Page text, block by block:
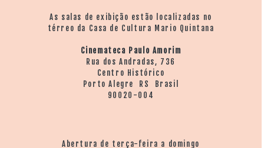
As salas de exibição estão localizadas no
térreo da Casa de Cultura Mario Quintana
Cinemateca Paulo Amorim
Rua dos Andradas, 736
Centro Histórico
Porto Alegre RS Brasil
90020-004
Abertura de terça-feira a domingo